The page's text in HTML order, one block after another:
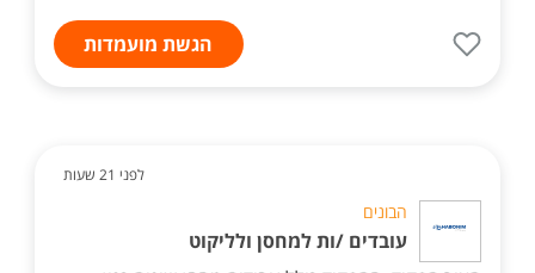
הגשת מועמדות
לפני 21 שעות
הבונים
עובדים /ות למחסן ולליקוט